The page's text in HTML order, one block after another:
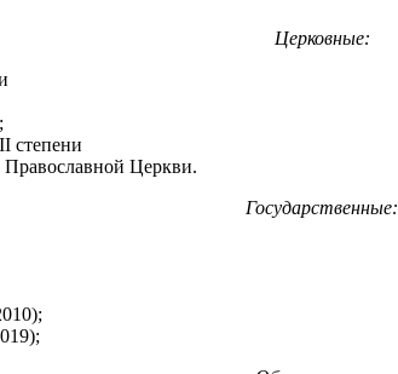
Церковные:
степени
Православной Церкви.
Государственные: